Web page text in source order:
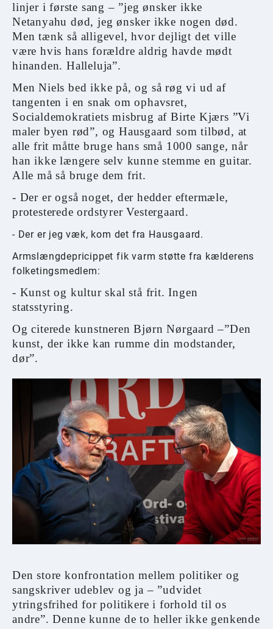
linjer i første sang – ”jeg ønsker ikke
Netanyahu død, jeg ønsker ikke nogen død.
Men tænk så alligevel, hvor dejligt det ville
være hvis hans forældre aldrig havde mødt
hinanden. Halleluja”.
Men Niels bed ikke på, og så røg vi ud af
tangenten i en snak om ophavsret,
Socialdemokratiets misbrug af Birte Kjærs ”Vi
maler byen rød”, og Hausgaard som tilbød, at
alle frit måtte bruge hans små 1000 sange, når
han ikke længere selv kunne stemme en guitar.
Alle må så bruge dem frit.
- Der er også noget, der hedder eftermæle,
protesterede ordstyrer Vestergaard.
- Der er jeg væk, kom det fra Hausgaard.
Armslængdepricippet fik varm støtte fra kælderens
folketingsmedlem:
- Kunst og kultur skal stå frit. Ingen
statsstyring.
Og citerede kunstneren Bjørn Nørgaard –”Den
kunst, der ikke kan rumme din modstander,
dør”.
Den store konfrontation mellem politiker og
sangskriver udeblev og ja – ”udvidet
ytringsfrihed for politikere i forhold til os
andre”. Denne kunne de to heller ikke genkende